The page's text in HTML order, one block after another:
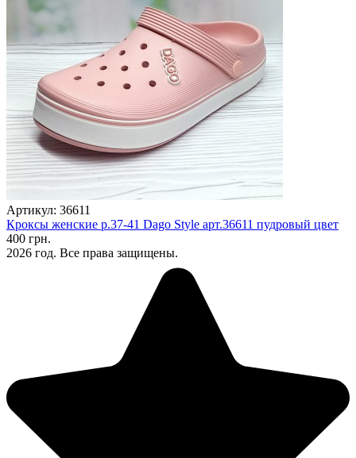
Артикул: 36611
Кроксы женские р.37-41 Dago Style арт.36611 пудровый цвет
400 грн.
2026 год. Все права защищены.